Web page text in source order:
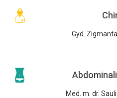
Gyd.
Med. m. dr.